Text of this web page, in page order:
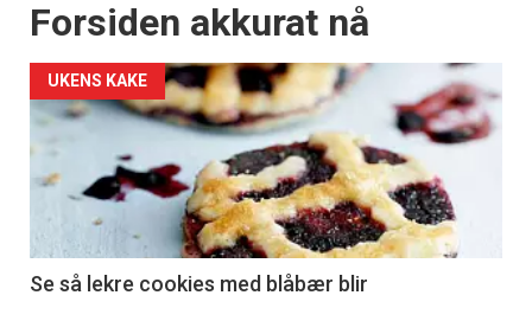
Forsiden akkurat nå
UKENS KAKE
Se så lekre cookies med blåbær blir